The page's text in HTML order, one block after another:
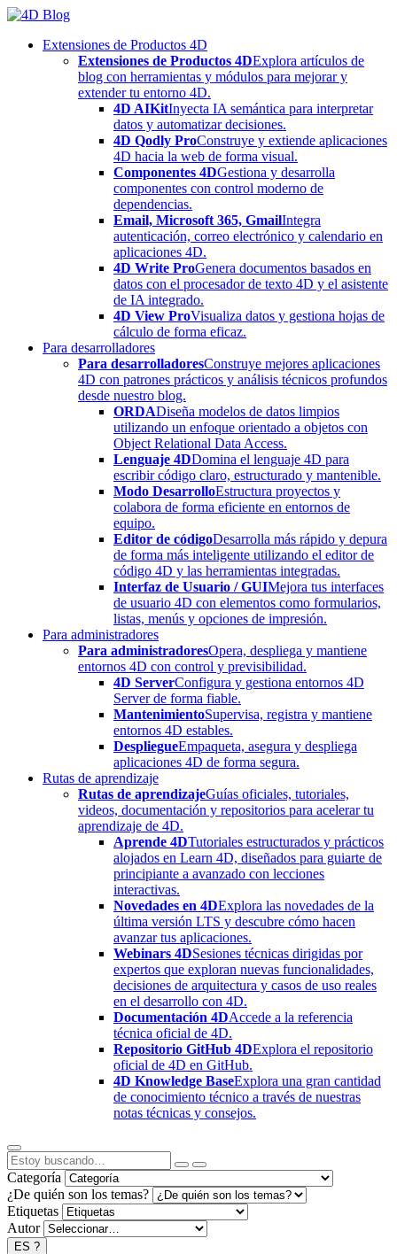
Skip
contentExtensiones de Productos 4D
Extensiones de Productos 4DExplora artículos de
blog con herramientas y módulos para mejorar y
extender tu entorno 4D.
4D AIKitInyecta IA semántica para interpretar
datos y automatizar decisiones.
4D Qodly ProConstruye y extiende aplicaciones
4D hacia la web de forma visual.
Componentes 4DGestiona y desarrolla
componentes con control moderno de
dependencias.
Email, Microsoft 365, GmailIntegra
autenticación, correo electrónico y calendario en
aplicaciones 4D.
4D Write ProGenera documentos basados en
datos con el procesador de texto 4D y el asistente
de IA integrado.
4D View ProVisualiza datos y gestiona hojas de
cálculo de forma eficaz.
Para desarrolladores
Para desarrolladoresConstruye mejores aplicaciones
4D con patrones prácticos y análisis técnicos profundos
desde nuestro blog.
ORDADiseña modelos de datos limpios
utilizando un enfoque orientado a objetos con
Object Relational Data Access.
Lenguaje 4DDomina el lenguaje 4D para
escribir código claro, estructurado y mantenible.
Modo DesarrolloEstructura proyectos y
colabora de forma eficiente en entornos de
equipo.
Editor de códigoDesarrolla más rápido y depura
de forma más inteligente utilizando el editor de
código 4D y las herramientas integradas.
Interfaz de Usuario / GUIMejora tus interfaces
de usuario 4D con elementos como formularios,
listas, menús y opciones de impresión.
Para administradores
Para administradoresOpera, despliega y mantiene
entornos 4D con control y previsibilidad.
4D ServerConfigura y gestiona entornos 4D
Server de forma fiable.
MantenimientoSupervisa, registra y mantiene
entornos 4D estables.
DespliegueEmpaqueta, asegura y despliega
aplicaciones 4D de forma segura.
Rutas de aprendizaje
Rutas de aprendizajeGuías oficiales, tutoriales,
videos, documentación y repositorios para acelerar tu
aprendizaje de 4D.
Aprende 4DTutoriales estructurados y prácticos
alojados en Learn 4D, diseñados para guiarte de
principiante a avanzado con lecciones
interactivas.
Novedades en 4DExplora las novedades de la
última versión LTS y descubre cómo hacen
avanzar tus aplicaciones.
Webinars 4DSesiones técnicas dirigidas por
expertos que exploran nuevas funcionalidades,
decisiones de arquitectura y casos de uso reales
en el desarrollo con 4D.
Documentación 4DAccede a la referencia
técnica oficial de 4D.
Repositorio GitHub 4DExplora el repositorio
oficial de 4D en GitHub.
4D Knowledge BaseExplora una gran cantidad
de conocimiento técnico a través de nuestras
notas técnicas y consejos.
Categoría
¿De quién son los temas?
Etiquetas
Autor
ES ?